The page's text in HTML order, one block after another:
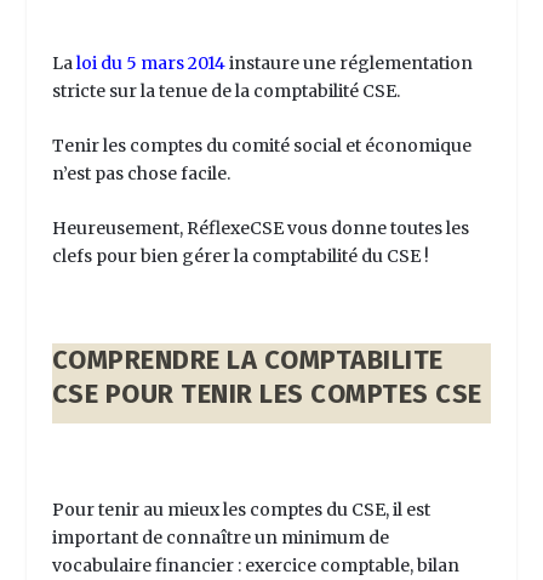
La loi du 5 mars 2014instaure une réglementation
stricte sur la tenue de la comptabilité CSE.
Tenir les comptes du comité social et économique
n’est pas chose facile.
Heureusement, RéflexeCSE vous donne toutes les
clefs pour bien gérer la comptabilité du CSE !
COMPRENDRE LA COMPTABILITE
CSE POUR TENIR LES COMPTES CSE
Pour tenir au mieux les comptes du CSE, il est
important de connaître un minimum de
vocabulaire financier : exercice comptable, bilan